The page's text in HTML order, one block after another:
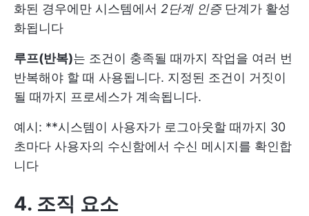
화된 경우에만 시스템에서 2단계 인증단계가 활성
화됩니다
루프(반복)는 조건이 충족될 때까지 작업을 여러 번
반복해야 할 때 사용됩니다. 지정된 조건이 거짓이
될 때까지 프로세스가 계속됩니다.
예시: **시스템이 사용자가 로그아웃할 때까지 30
초마다 사용자의 수신함에서 수신 메시지를 확인합
니다
4. 조직 요소